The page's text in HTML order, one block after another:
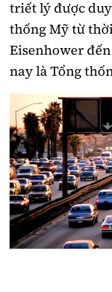
triết lý được
thống Mỹ từ
Eisenhower
nay là Tổng